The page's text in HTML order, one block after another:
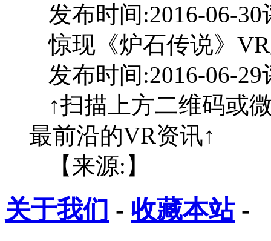
发布时间:2016-06-30
惊现《炉石传说》
发布时间:2016-06-29
↑扫描上方二维码或
最前沿的VR资讯↑
【来源:】
关于我们 - 收藏本站-